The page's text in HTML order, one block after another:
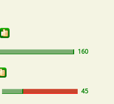
160
45